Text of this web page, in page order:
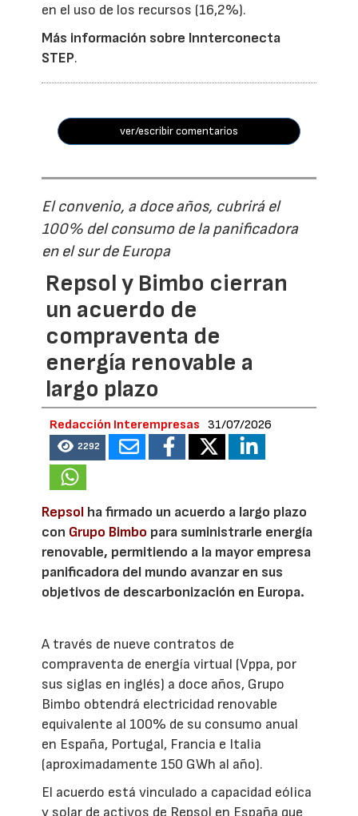
en el uso de los recursos (16,2%).
Más información sobre Innterconecta
STEP.
ver/escribir comentarios
El convenio, a doce años, cubrirá el
100% del consumo de la panificadora
en el sur de Europa
Repsol y Bimbo cierran
un acuerdo de
compraventa de
energía renovable a
largo plazo
Redacción Interempresas 31/07/2026
2292
Repsol ha firmado un acuerdo a largo plazo
con Grupo Bimbo para suministrarle energía
renovable, permitiendo a la mayor empresa
panificadora del mundo avanzar en sus
objetivos de descarbonización en Europa.
A través de nueve contratos de
compraventa de energía virtual (Vppa, por
sus siglas en inglés) a doce años, Grupo
Bimbo obtendrá electricidad renovable
equivalente al 100% de su consumo anual
en España, Portugal, Francia e Italia
(aproximadamente 150 GWh al año).
El acuerdo está vinculado a capacidad eólica